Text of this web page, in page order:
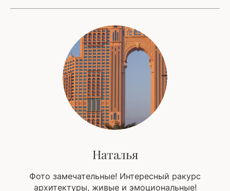
Наталья
Фото замечательные! Интересный ракурс
архитектуры, живые и эмоциональные!